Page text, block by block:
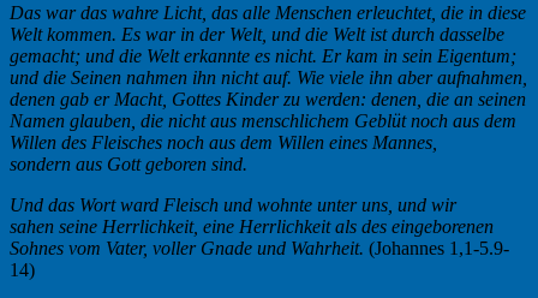
Das war das wahre Licht, das alle Menschen erleuchtet, die in diese
Welt kommen. Es war in der Welt, und die Welt ist durch dasselbe
gemacht; und die Welt erkannte es nicht. Er kam in sein Eigentum;
und die Seinen nahmen ihn nicht auf. Wie viele ihn aber aufnahmen,
denen gab er Macht, Gottes Kinder zu werden: denen, die an seinen
Namen glauben, die nicht aus menschlichem Geblüt noch aus dem
Willen des Fleisches noch aus dem Willen eines Mannes,
sondern aus Gott geboren sind.
Und das Wort ward Fleisch und wohnte unter uns, und wir
sahen seine Herrlichkeit, eine Herrlichkeit als des eingeborenen
Sohnes vom Vater, voller Gnade und Wahrheit. (Johannes 1,1-5.9-
14)